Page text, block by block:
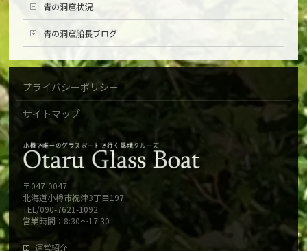
青の洞窟状況
青の洞窟船長ブログ
プライバシーポリシー
サイトマップ
〒047-0047
北海道小樽市祝津3丁目197
TEL/090-7621-1092
営業時間：8:30～17:30
運営紹介